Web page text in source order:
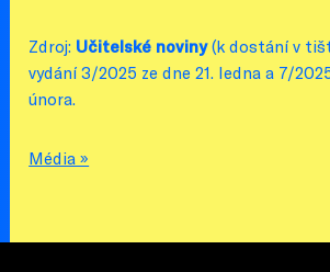
Zdroj: Učitelské noviny(k dostání v
vydání 3/2025 ze dne 21. ledna a 7/
února.
Média »